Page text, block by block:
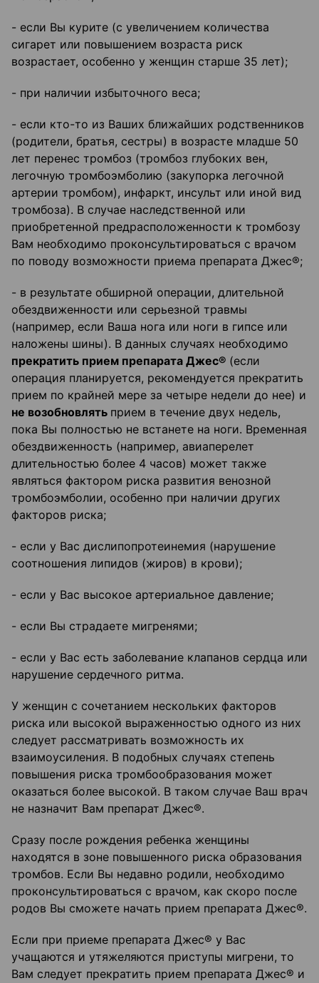
- если Вы курите (с увеличением количества
сигарет или повышением возраста риск
возрастает, особенно у женщин старше 35 лет);
- при наличии избыточного веса;
- если кто-то из Ваших ближайших родственников
(родители, братья, сестры) в возрасте младше 50
лет перенес тромбоз (тромбоз глубоких вен,
легочную тромбоэмболию (закупорка легочной
артерии тромбом), инфаркт, инсульт или иной вид
тромбоза). В случае наследственной или
приобретенной предрасположенности к тромбозу
Вам необходимо проконсультироваться с врачом
по поводу возможности приема препарата Джес®;
- в результате обширной операции, длительной
обездвиженности или серьезной травмы
(например, если Ваша нога или ноги в гипсе или
наложены шины). В данных случаях необходимо
прекратить прием препарата Джес® (если
операция планируется, рекомендуется прекратить
прием по крайней мере за четыре недели до нее) и
не возобновлять прием в течение двух недель,
пока Вы полностью не встанете на ноги. Временная
обездвиженность (например, авиаперелет
длительностью более 4 часов) может также
являться фактором риска развития венозной
тромбоэмболии, особенно при наличии других
факторов риска;
- если у Вас дислипопротеинемия (нарушение
соотношения липидов (жиров) в крови);
- если у Вас высокое артериальное давление;
- если Вы страдаете мигренями;
- если у Вас есть заболевание клапанов сердца или
нарушение сердечного ритма.
У женщин с сочетанием нескольких факторов
риска или высокой выраженностью одного из них
следует рассматривать возможность их
взаимоусиления. В подобных случаях степень
повышения риска тромбообразования может
оказаться более высокой. В таком случае Ваш врач
не назначит Вам препарат Джес®.
Сразу после рождения ребенка женщины
находятся в зоне повышенного риска образования
тромбов. Если Вы недавно родили, необходимо
проконсультироваться с врачом, как скоро после
родов Вы сможете начать прием препарата Джес®.
Если при приеме препарата Джес® у Вас
учащаются и утяжеляются приступы мигрени, то
Вам следует прекратить прием препарата Джес® и